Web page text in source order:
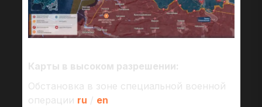
Карты в высоком разрешении:
Обстановка в зоне специальной военной
операции ru / en